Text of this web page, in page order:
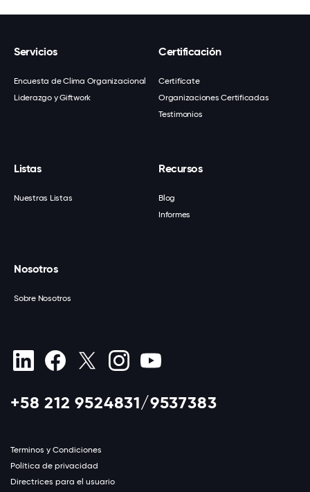
Servicios
Encuesta de Clima Organizacional
Liderazgo y Giftwork
Certificación
Certifícate
Organizaciones Certificadas
Testimonios
Listas
Nuestras Listas
Recursos
Blog
Informes
Nosotros
Sobre Nosotros
+58 212 9524831/9537383
Terminos y Condiciones
Política de privacidad
Directrices para el usuario